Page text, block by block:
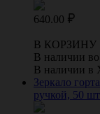
640.00
В КОРЗИНУ
В наличии
В наличии в
Зеркало
ручкой, 50